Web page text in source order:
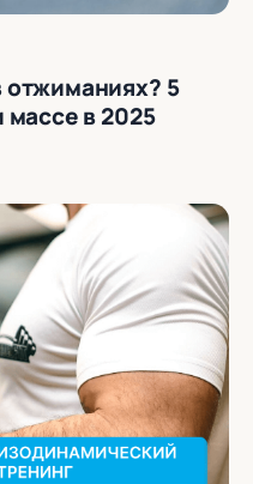
отжиманиях? 5
массе в 2025